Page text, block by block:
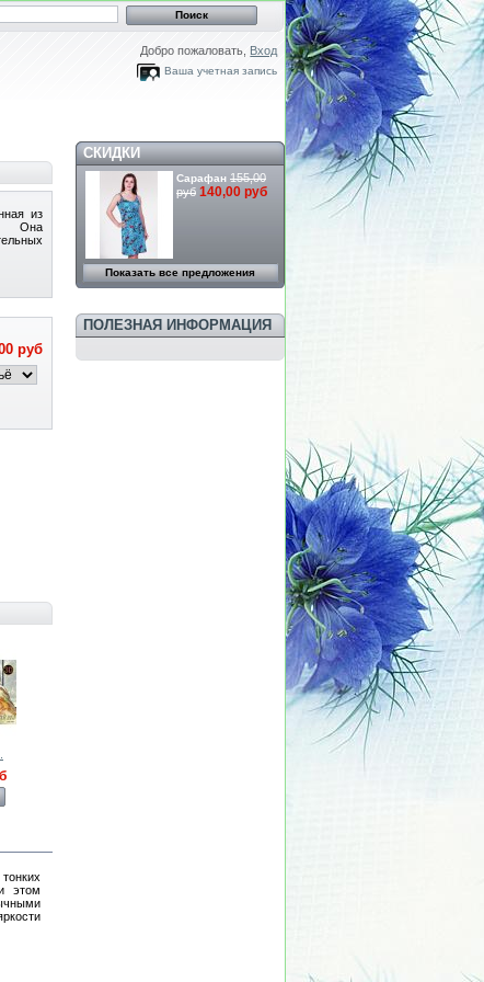
Добро пожаловать,Вход
Ваша учетная запись
из
Она
руб
Комплект...
этом
СКИДКИ
Сарафан 155,00
руб 140,00 руб
Показать все предложения
ПОЛЕЗНАЯ ИНФОРМАЦИЯ